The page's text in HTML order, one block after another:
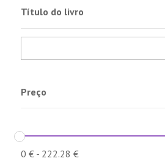
Título do livro
Preço
0 €- 222.28 €